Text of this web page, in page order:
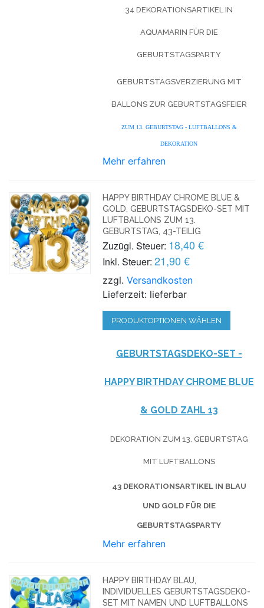
34 DEKORATIONSARTIKEL IN
AQUAMARIN FÜR DIE
GEBURTSTAGSPARTY
GEBURTSTAGSVERZIERUNG MIT
BALLONS ZUR GEBURTSTAGSFEIER
ZUM 13. GEBURTSTAG - LUFTBALLONS &
DEKORATION
Mehr erfahren
HAPPY BIRTHDAY CHROME BLUE &
GOLD, GEBURTSTAGSDEKO-SET MIT
LUFTBALLONS ZUM 13.
GEBURTSTAG, 43-TEILIG
Zuzügl. Steuer: 18,40 €
Inkl. Steuer: 21,90 €
zzgl.Versandkosten
Lieferzeit: lieferbar
PRODUKTOPTIONEN WÄHLEN
GEBURTSTAGSDEKO-SET -
HAPPY BIRTHDAY CHROME BLUE
& GOLD ZAHL 13
DEKORATION ZUM 13. GEBURTSTAG
MIT LUFTBALLONS
43 DEKORATIONSARTIKEL IN BLAU
UND GOLD FÜR DIE
GEBURTSTAGSPARTY
Mehr erfahren
HAPPY BIRTHDAY BLAU,
INDIVIDUELLES GEBURTSTAGSDEKO-
SET MIT NAMEN UND LUFTBALLONS